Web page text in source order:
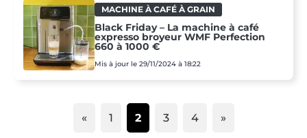
MACHINE À CAFÉ À GRAIN
Black Friday – La machine à café
expresso broyeur WMF Perfection
660 à 1000 €
Mis à jour le 29/11/2024 à 18:22
Page
1 Page
2 Page
3 Page
4